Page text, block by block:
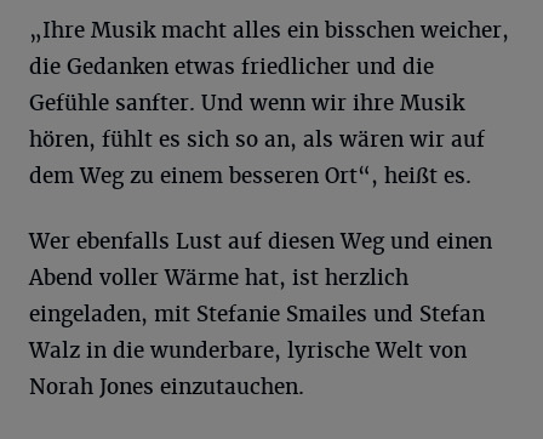
„Ihre Musik macht alles ein bisschen weicher,
die Gedanken etwas friedlicher und die
Gefühle sanfter. Und wenn wir ihre Musik
hören, fühlt es sich so an, als wären wir auf
dem Weg zu einem besseren Ort“, heißt es.
Wer ebenfalls Lust auf diesen Weg und einen
Abend voller Wärme hat, ist herzlich
eingeladen, mit Stefanie Smailes und Stefan
Walz in die wunderbare, lyrische Welt von
Norah Jones einzutauchen.